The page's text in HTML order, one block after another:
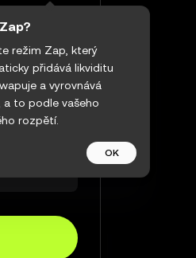
$0,00
režim Zap, který
přidává likviditu
a vyrovnává
a to podle vašeho
rozpětí.
OK